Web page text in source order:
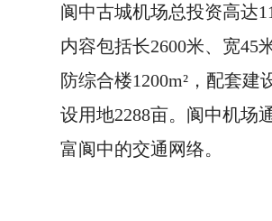
阆中古城机场总投资高达
内容包括长2600米、宽45
防综合楼1200m²，配套
设用地2288亩。阆中机场
富阆中的交通网络。